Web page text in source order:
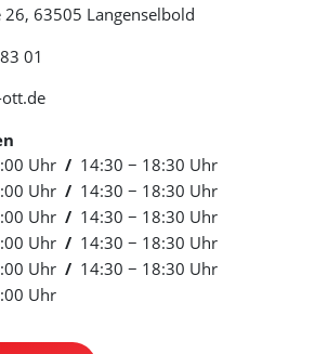
63505 Langenselbold
01
Uhr / 14:30 − 18:30 Uhr
Uhr / 14:30 − 18:30 Uhr
Uhr / 14:30 − 18:30 Uhr
Uhr / 14:30 − 18:30 Uhr
Uhr / 14:30 − 18:30 Uhr
Uhr